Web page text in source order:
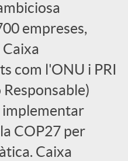
empreses,
com l'ONU i PRI
implementar
COP27 per
Caixa